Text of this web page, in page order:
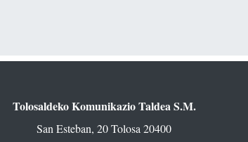
Tolosaldeko Komunikazio Taldea S.M.
San Esteban, 20 Tolosa 20400